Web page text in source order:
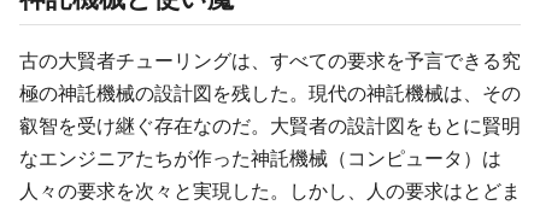
古の大賢者チューリングは、すべての要求を予言できる究
極の神託機械の設計図を残した。現代の神託機械は、その
叡智を受け継ぐ存在なのだ。大賢者の設計図をもとに賢明
なエンジニアたちが作った神託機械（コンピュータ）は
人々の要求を次々と実現した。しかし、人の要求はとどま